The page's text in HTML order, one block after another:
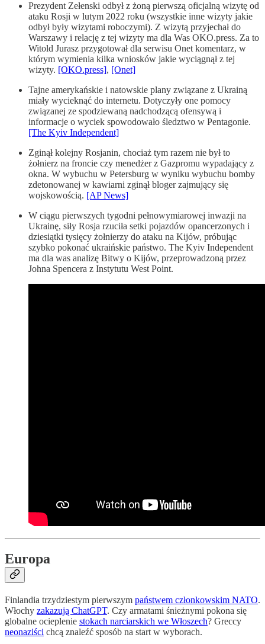
Prezydent Zełenski odbył z żoną pierwszą oficjalną wizytę od
ataku Rosji w lutym 2022 roku (wszystkie inne wizyty jakie
odbył były wizytami roboczymi). Z wizytą przyjechał do
Warszawy i relację z tej wizyty ma dla Was OKO.press. Za to
Witold Jurasz przygotował dla serwisu Onet komentarz, w
którym wymienia kilka wniosków jakie wyciągnął z tej
wizyty. [OKO.press], [Onet]
Tajne amerykańskie i natowskie plany związane z Ukrainą
miały wycieknąć do internetu. Dotyczyły one pomocy
związanej ze spodziewaną nadchodzącą ofensywą i
informacje o wyciek spowodowało śledztwo w Pentagonie.
[The Kyiv Independent]
Zginął kolejny Rosjanin, chociaż tym razem nie był to
żołnierz na froncie czy menedżer z Gazpromu wypadający z
okna. W wybuchu w Petersburg w wyniku wybuchu bomby
zdetonowanej w kawiarni zginął bloger zajmujący się
wojskowością. [AP News]
W ciągu pierwszych tygodni pełnowymiarowej inwazji na
Ukrainę, siły Rosja rzuciła setki pojazdów opancerzonych i
dziesiątki tysięcy żołnierzy do ataku na Kijów, próbując
szybko pokonać ukraińskie państwo. The Kyiv Independent
ma dla was analizę Bitwy o Kijów, przeprowadzoną przez
Johna Spencera z Instytutu West Point.
Europa
Finlandia trzydziestym pierwszym państwem członkowskim NATO.
Włochy zakazują ChatGPT. Czy armatami śnieżnymi pokona się
globalne ocieplenie stokach narciarskich we Włoszech? Greccy
neonaziści chcą znaleźć sposób na start w wyborach.